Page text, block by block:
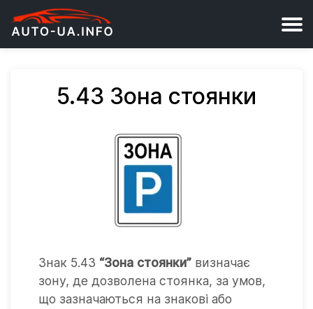
5.43 Зона стоянки
Знак 5.43 “Зона стоянки” визначає
зону, де дозволена стоянка, за умов,
що зазначаються на знакові або